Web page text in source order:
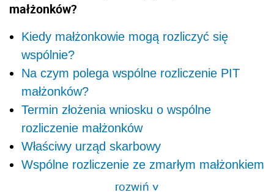
małżonków?
Kiedy małżonkowie mogą rozliczyć się
wspólnie?
Na czym polega wspólne rozliczenie PIT
małżonków?
Termin złożenia wniosku o wspólne
rozliczenie małżonków
Właściwy urząd skarbowy
Wspólne rozliczenie ze zmarłym małżonkiem
rozwiń>